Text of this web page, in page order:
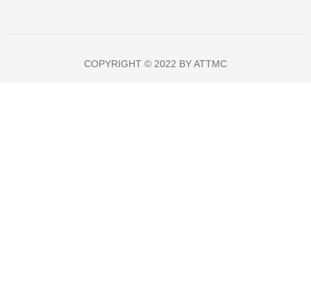
COPYRIGHT © 2022 BY ATTMC